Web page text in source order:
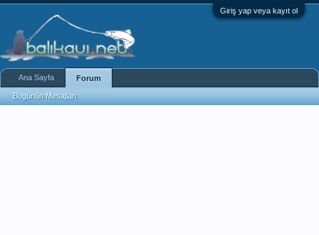
Giriş yap veya kayıt ol
Ana Sayfa Forum
Bugünün Mesajları